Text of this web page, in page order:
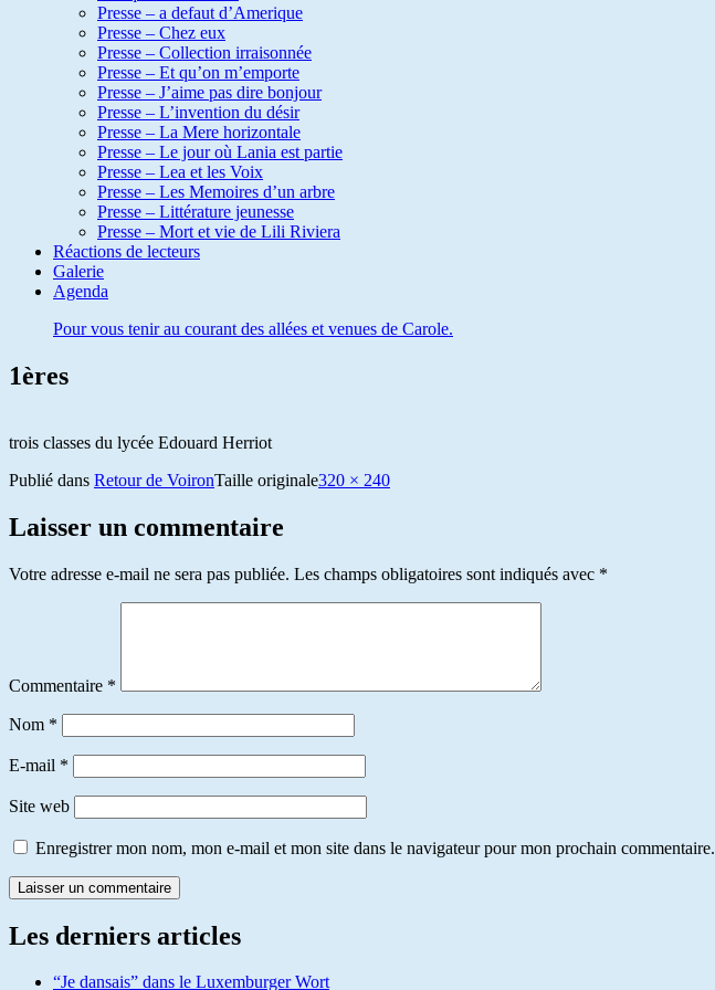
Presse – a defaut d’Amerique
Presse – Chez eux
Presse – Collection irraisonnée
Presse – Et qu’on m’emporte
Presse – J’aime pas dire bonjour
Presse – L’invention du désir
Presse – La Mere horizontale
Presse – Le jour où Lania est partie
Presse – Lea et les Voix
Presse – Les Memoires d’un arbre
Presse – Littérature jeunesse
Presse – Mort et vie de Lili Riviera
Réactions de lecteurs
Galerie
Agenda
Pour vous tenir au courant des allées et venues de Carole.
1ères
trois classes du lycée Edouard Herriot
Publié dans Retour de VoironTaille originale320 × 240
Laisser un commentaire
Votre adresse e-mail ne sera pas publiée. Les champs obligatoires sont indiqués avec *
Commentaire *
Nom *
E-mail *
Site web
Enregistrer mon nom, mon e-mail et mon site dans le navigateur pour mon prochain commentaire.
Les derniers articles
“Je dansais” dans le Luxemburger Wort